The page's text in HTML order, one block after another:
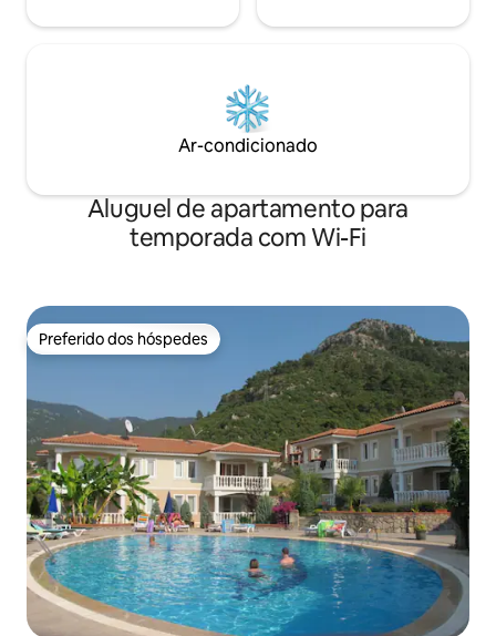
Ar-condicionado
Aluguel de apartamento para
temporada com Wi-Fi
Preferido dos hóspedes
Preferido dos hóspedes